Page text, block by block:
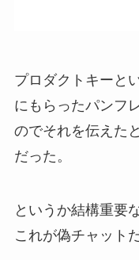
プロダクトキーと
にもらったパンフ
のでそれを伝えた
だった。
というか結構重要
これが偽チャット